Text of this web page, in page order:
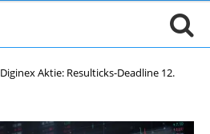
Diginex Aktie: Resulticks-Deadline 12.